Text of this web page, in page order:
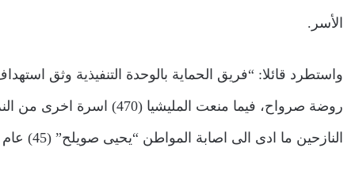
الأسر.
روضة صرواح، فيما منعت
النازحين ما ادى الى اصابة المواطن “يحيى صويلح” (45) عام والنازح “جمهوري حسن” (63) عام”.